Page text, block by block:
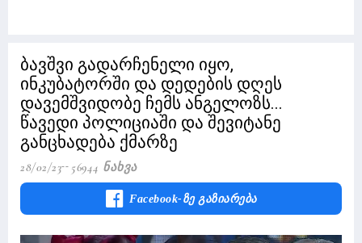
ბავშვი გადარჩენელი იყო,
ინკუბატორში და დედების დღეს
დავემშვიდობე ჩემს ანგელოზს...
წავედი პოლიციაში და შევიტანე
განცხადება ქმარზე
28/02/23 56944 Ნახვა
Facebook-Ზე Გაზიარება